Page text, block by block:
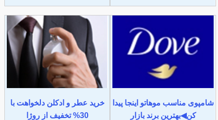
شامپوی مناسب موهاتو اینجا پیدا
کن◀بهترین برند بازار
خرید عطر و ادکلن دلخواهت با
30% تخفیف از روژا